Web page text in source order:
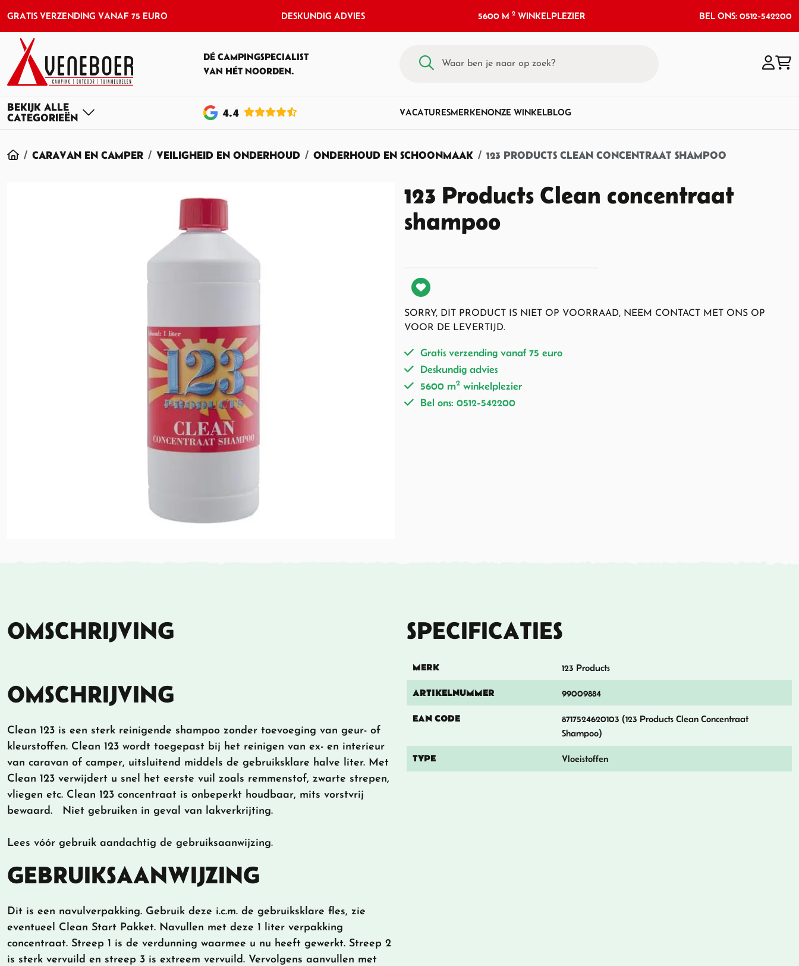
GRATIS VERZENDING VANAF 75 EURO DESKUNDIG ADVIES 5600 M2 WINKELPLEZIER BEL ONS: 0512-542200
DÉ CAMPINGSPECIALIST
VAN HÉT NOORDEN.
4.4 VACATURESMERKENONZE WINKELBLOG
HOME
CARAVAN EN CAMPER VEILIGHEID EN ONDERHOUD ONDERHOUD EN SCHOONMAAK 123 PRODUCTS CLEAN CONCENTRAAT SHAMPOO
123 Products Clean concentraat
shampoo
SORRY, DIT PRODUCT IS NIET OP VOORRAAD, NEEM CONTACT MET ONS OP
VOOR DE LEVERTIJD.
Gratis verzending vanaf 75 euro
Deskundig advies
5600 m2 winkelplezier
Bel ons: 0512-542200
OMSCHRIJVING
OMSCHRIJVING
Clean 123 is een sterk reinigende shampoo zonder toevoeging van geur- of
kleurstoffen. Clean 123 wordt toegepast bij het reinigen van ex- en interieur
van caravan of camper, uitsluitend middels de gebruiksklare halve liter. Met
Clean 123 verwijdert u snel het eerste vuil zoals remmenstof, zwarte strepen,
vliegen etc. Clean 123 concentraat is onbeperkt houdbaar, mits vorstvrij
bewaard. Niet gebruiken in geval van lakverkrijting.
Lees vóór gebruik aandachtig de gebruiksaanwijzing.
GEBRUIKSAANWIJZING
Dit is een navulverpakking. Gebruik deze i.c.m. de gebruiksklare fles, zie
eventueel Clean Start Pakket. Navullen met deze 1 liter verpakking
concentraat. Streep 1 is de verdunning waarmee u nu heeft gewerkt. Streep 2
is sterk vervuild en streep 3 is extreem vervuild. Vervolgens aanvullen met
SPECIFICATIES
MERK 123 Products
ARTIKELNUMMER 99009884
EAN CODE
8717524620103 (123 Products Clean Concentraat
Shampoo)
TYPE Vloeistoffen